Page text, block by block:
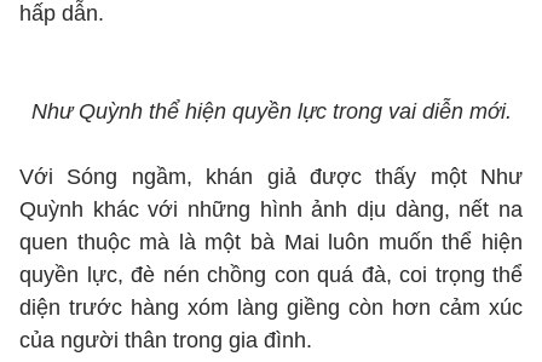
hấp dẫn.
Như Quỳnh thể hiện quyền lực trong vai diễn mới.
Với Sóng ngầm, khán giả được thấy một Như
Quỳnh khác với những hình ảnh dịu dàng, nết na
quen thuộc mà là một bà Mai luôn muốn thể hiện
quyền lực, đè nén chồng con quá đà, coi trọng thể
diện trước hàng xóm làng giềng còn hơn cảm xúc
của người thân trong gia đình.